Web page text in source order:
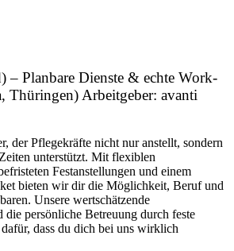
– Planbare Dienste & echte Work-
Thüringen) Arbeitgeber: avanti
der Pflegekräfte nicht nur anstellt, sondern
unterstützt. Mit flexiblen
Festanstellungen und einem
bieten wir dir die Möglichkeit, Beruf und
Unsere wertschätzende
die persönliche Betreuung durch feste
dass du dich bei uns wirklich